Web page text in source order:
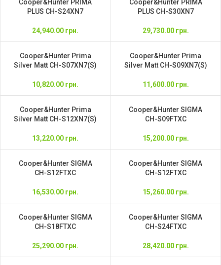
Cooper&Hunter PRIMA
PLUS CH-S24XN7
24,940.00 грн.
Cooper&Hunter PRIMA
PLUS CH-S30XN7
29,730.00 грн.
Cooper&Hunter Prima
Silver Matt CH-S07XN7(S)
10,820.00 грн.
Cooper&Hunter Prima
Silver Matt CH-S09XN7(S)
11,600.00 грн.
Cooper&Hunter Prima
Silver Matt CH-S12XN7(S)
13,220.00 грн.
Cooper&Hunter SIGMA
CH-S09FTXC
15,200.00 грн.
Cooper&Hunter SIGMA
CH-S12FTXC
16,530.00 грн.
Cooper&Hunter SIGMA
CH-S12FTXС
15,260.00 грн.
Cooper&Hunter SIGMA
CH-S18FTXC
25,290.00 грн.
Cooper&Hunter SIGMA
CH-S24FTXC
28,420.00 грн.